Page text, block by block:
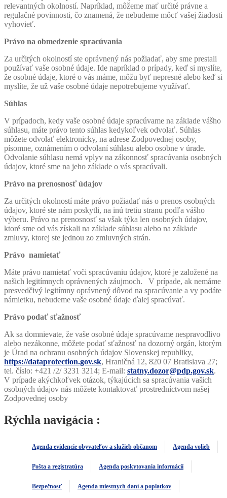
relevantných okolností. Napríklad, môžeme mať určité právne a
regulačné povinnosti, čo znamená, že nebudeme môcť vašej žiadosti
vyhovieť.
Právo na obmedzenie spracúvania
Za určitých okolností ste oprávnený nás požiadať, aby sme prestali
používať vaše osobné údaje. Ide napríklad o prípady, keď si myslíte,
že osobné údaje, ktoré o vás máme, môžu byť nepresné alebo keď si
myslíte, že už vaše osobné údaje nepotrebujeme využívať.
Súhlas
V prípadoch, kedy vaše osobné údaje spracúvame na základe vášho
súhlasu, máte právo tento súhlas kedykoľvek odvolať. Súhlas
môžete odvolať elektronicky, na adrese Zodpovednej osoby,
písomne, oznámením o odvolaní súhlasu alebo osobne v úrade.
Odvolanie súhlasu nemá vplyv na zákonnosť spracúvania osobných
údajov, ktoré sme na jeho základe o vás spracúvali.
Právo na prenosnosť údajov
Za určitých okolností máte právo požiadať nás o prenos osobných
údajov, ktoré ste nám poskytli, na inú tretiu stranu podľa vášho
výberu. Právo na prenosnosť sa však týka len osobných údajov,
ktoré sme od vás získali na základe súhlasu alebo na základe
zmluvy, ktorej ste jednou zo zmluvných strán.
Právo namietať
Máte právo namietať voči spracúvaniu údajov, ktoré je založené na
našich legitímnych oprávnených záujmoch. V prípade, ak nemáme
presvedčivý legitímny oprávnený dôvod na spracúvanie a vy podáte
námietku, nebudeme vaše osobné údaje ďalej spracúvať.
Právo podať sťažnosť
Ak sa domnievate, že vaše osobné údaje spracúvame nespravodlivo
alebo nezákonne, môžete podať sťažnosť na dozorný orgán, ktorým
je Úrad na ochranu osobných údajov Slovenskej republiky,
https://dataprotection.gov.sk, Hraničná 12, 820 07 Bratislava 27;
tel. číslo: +421 /2/ 3231 3214; E-mail: statny.dozor@pdp.gov.sk.
V prípade akýchkoľvek otázok, týkajúcich sa spracúvania vašich
osobných údajov nás môžete kontaktovať prostredníctvom našej
Zodpovednej osoby
Rýchla navigácia :
Agenda evidencie obyvateľov a služieb občanom Agenda volieb
Pošta a registratúra Agenda poskytovania informácií
Bezpečnosť Agenda miestnych daní a poplatkov